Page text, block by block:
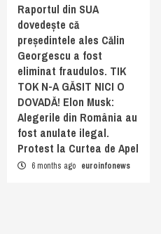
Raportul din SUA
dovedește că
președintele ales Călin
Georgescu a fost
eliminat fraudulos. TIK
TOK N-A GĂSIT NICI O
DOVADĂ! Elon Musk:
Alegerile din România au
fost anulate ilegal.
Protest la Curtea de Apel
6 months ago euroinfonews